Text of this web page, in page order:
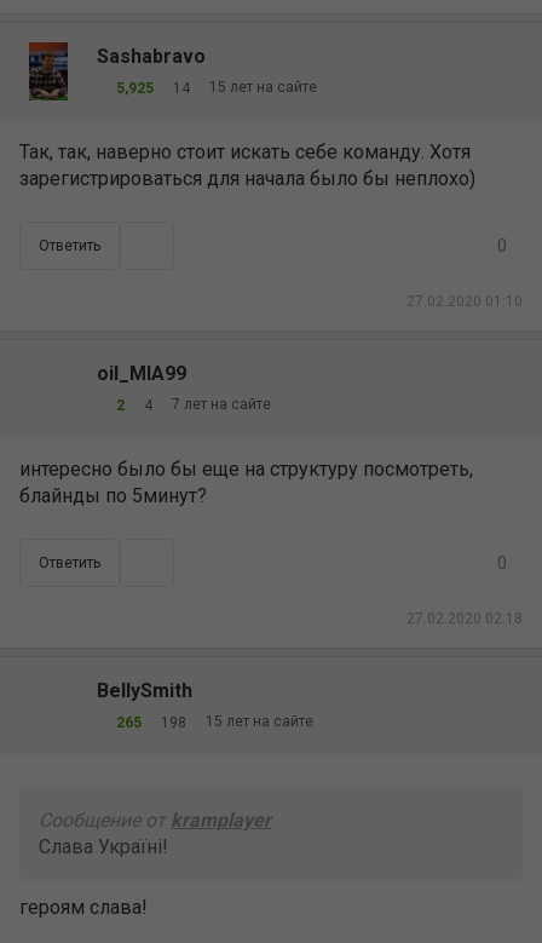
Sashabravo
5,925 14 15 лет на сайте
Так, так, наверно стоит искать себе команду. Хотя
зарегистрироваться для начала было бы неплохо)
Ответить
27.02.2020 01:10
0
oil_MIA99
2 4 7 лет на сайте
интересно было бы еще на структуру посмотреть,
блайнды по 5минут?
Ответить
27.02.2020 02:18
0
BellySmith
265 198 15 лет на сайте
Сообщение от kramplayer
Слава Україні!
героям слава!